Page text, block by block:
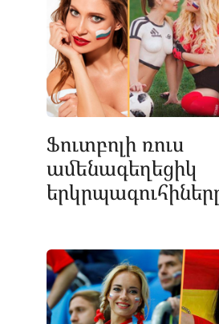
Ֆուտբոլի ռուս
ամենագեղեցիկ